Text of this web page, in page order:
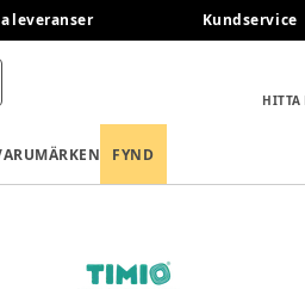
leveranser Kundservice
HITTA
FYND